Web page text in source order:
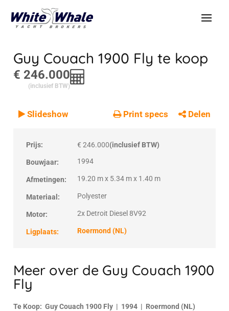
Guy Couach 1900 Fly te koop
€ 246.000
(inclusief BTW)
Slideshow Print specs Delen
Prijs: € 246.000(inclusief BTW)
Bouwjaar: 1994
Afmetingen: 19.20 m x 5.34 m x 1.40 m
Materiaal: Polyester
Motor: 2x Detroit Diesel 8V92
Ligplaats: Roermond (NL)
Meer over de Guy Couach 1900
Fly
Te Koop: Guy Couach 1900 Fly | 1994 | Roermond (NL)